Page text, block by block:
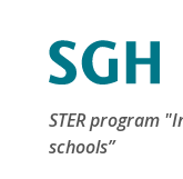
STER program
schools”